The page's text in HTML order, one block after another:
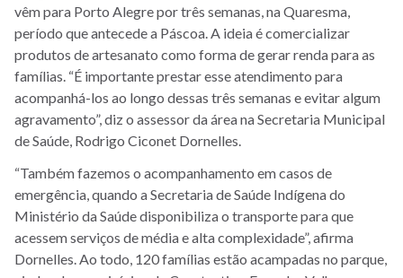
vêm para Porto Alegre por três semanas, na Quaresma,
período que antecede a Páscoa. A ideia é comercializar
produtos de artesanato como forma de gerar renda para as
famílias. “É importante prestar esse atendimento para
acompanhá-los ao longo dessas três semanas e evitar algum
agravamento”, diz o assessor da área na Secretaria Municipal
de Saúde, Rodrigo Ciconet Dornelles.
“Também fazemos o acompanhamento em casos de
emergência, quando a Secretaria de Saúde Indígena do
Ministério da Saúde disponibiliza o transporte para que
acessem serviços de média e alta complexidade”, afirma
Dornelles. Ao todo, 120 famílias estão acampadas no parque,